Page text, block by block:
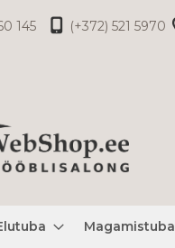
145 (+372) 521 5970
Magamistuba